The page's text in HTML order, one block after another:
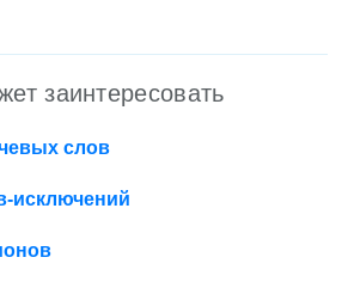
заинтересовать
слов
исключений